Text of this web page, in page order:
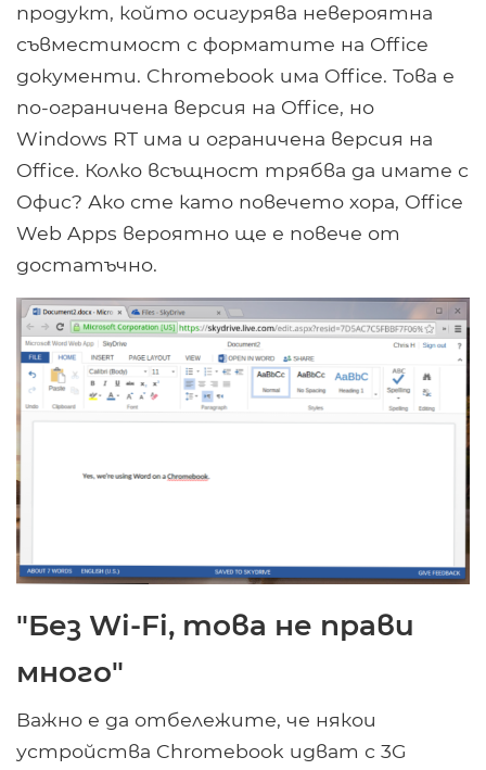
продукт, който осигурява невероятна
съвместимост с форматите на Office
документи. Chromebook има Office. Това е
по-ограничена версия на Office, но
Windows RT има и ограничена версия на
Office. Колко всъщност трябва да имате с
Офис? Ако сте като повечето хора, Office
Web Apps вероятно ще е повече от
достатъчно.
"Без Wi-Fi, това не прави
много"
Важно е да отбележите, че някои
устройства Chromebook идват с 3G